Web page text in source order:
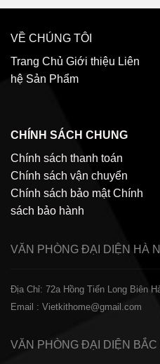
VỀ CHÚNG TÔI
Trang Chủ Giới thiệu Liên
hệ Sản Phẩm
CHÍNH SÁCH CHUNG
Chính sách thanh toán
Chính sách vận chuyển
Chính sách bảo mật Chính
sách bảo hành
VĂN PHÒNG ĐẠI DIỆN HÀ
Địa Chỉ: 72a Hồng Tiến Long Biên
Email : Vietkithome@gmail.com
VĂN PHÒNG ĐẠI DIỆN BẮC